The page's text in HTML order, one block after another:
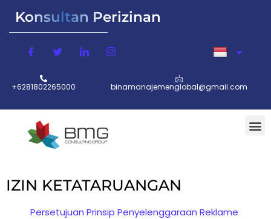
Konsultan Perizinan
+6281802265000 binamanajemenglobal@gmail.com
IZIN KETATARUANGAN
Persetujuan Prinsip Penyelenggaraan Reklame